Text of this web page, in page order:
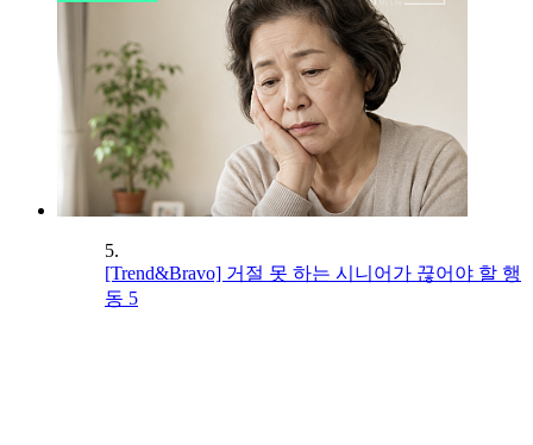
5.
[Trend&Bravo] 거절 못 하는 시니어가 끊어야 할 행
동 5